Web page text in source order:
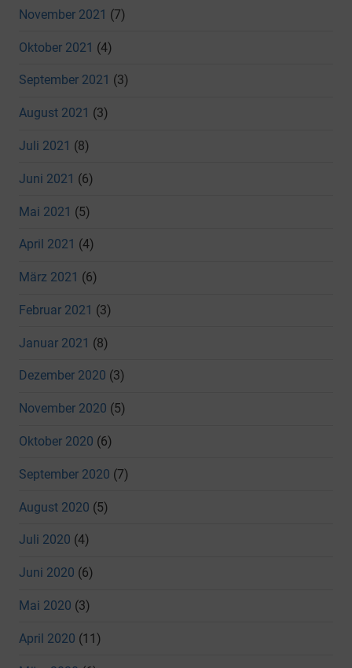
November 2021 (7)
Oktober 2021 (4)
September 2021 (3)
August 2021 (3)
Juli 2021 (8)
Juni 2021 (6)
Mai 2021 (5)
April 2021 (4)
März 2021 (6)
Februar 2021 (3)
Januar 2021 (8)
Dezember 2020 (3)
November 2020 (5)
Oktober 2020 (6)
September 2020 (7)
August 2020 (5)
Juli 2020 (4)
Juni 2020 (6)
Mai 2020 (3)
April 2020 (11)